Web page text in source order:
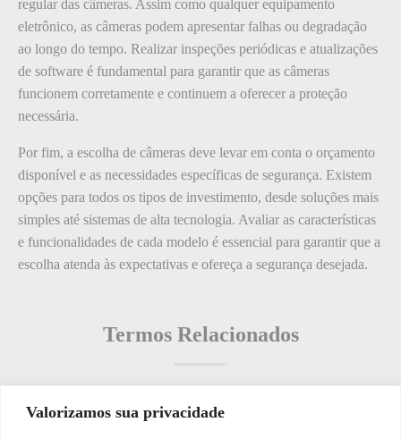
Valorizamos sua privacidade
regular das câmeras. Assim como qualquer equipamento
eletrônico, as câmeras podem apresentar falhas ou degradação
ao longo do tempo. Realizar inspeções periódicas e atualizações
de software é fundamental para garantir que as câmeras
funcionem corretamente e continuem a oferecer a proteção
necessária.
Por fim, a escolha de câmeras deve levar em conta o orçamento
disponível e as necessidades específicas de segurança. Existem
opções para todos os tipos de investimento, desde soluções mais
simples até sistemas de alta tecnologia. Avaliar as características
e funcionalidades de cada modelo é essencial para garantir que a
escolha atenda às expectativas e ofereça a segurança desejada.
Termos Relacionados
Termos populares